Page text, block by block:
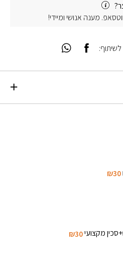
מענה אנושי ומיידי!
₪30
מקצועי₪30